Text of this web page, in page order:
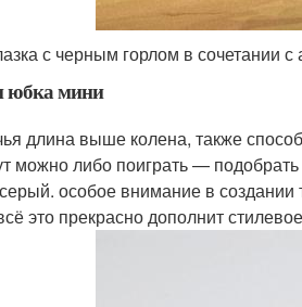
с черным горлом в сочетании
юбка мини
длина выше колена, также
можно либо поиграть —
особое внимание в создании
это прекрасно дополнит